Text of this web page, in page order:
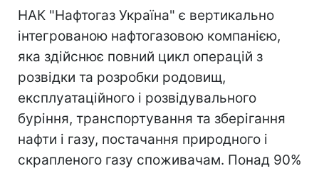
НАК "Нафтогаз Україна" є вертикально
інтегрованою нафтогазовою компанією,
яка здійснює повний цикл операцій з
розвідки та розробки родовищ,
експлуатаційного і розвідувального
буріння, транспортування та зберігання
нафти і газу, постачання природного і
скрапленого газу споживачам. Понад 90%